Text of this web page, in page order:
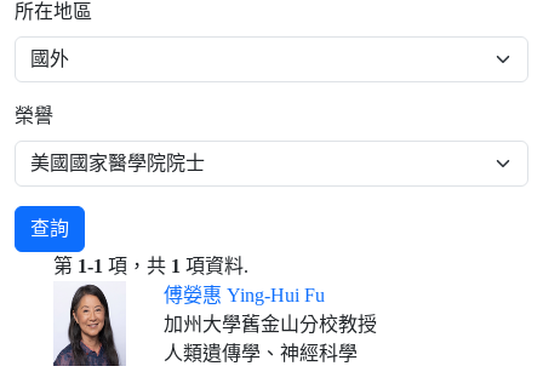
所在地區
榮譽
查詢
第 1-1 項，共 1 項資料.
傅嫈惠 Ying-Hui Fu
加州大學舊金山分校教授
人類遺傳學、神經科學